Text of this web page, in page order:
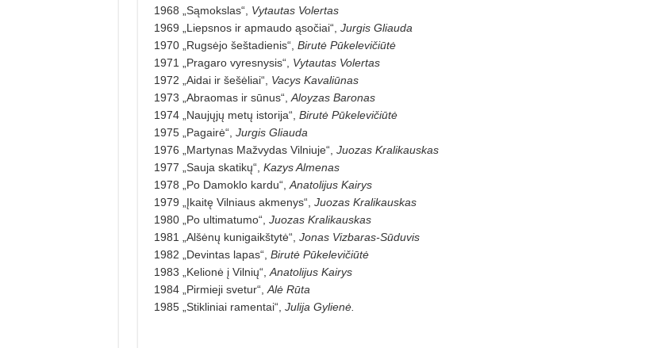
1968 „Sąmokslas“, Vytautas Volertas
1969 „Liepsnos ir apmaudo ąsočiai“, Jurgis Gliauda
1970 „Rugsėjo šeštadienis“, Birutė Pūkelevičiūtė
1971 „Pragaro vyresnysis“, Vytautas Volertas
1972 „Aidai ir šešėliai“, Vacys Kavaliūnas
1973 „Abraomas ir sūnus“, Aloyzas Baronas
1974 „Naujųjų metų istorija“, Birutė Pūkelevičiūtė
1975 „Pagairė“, Jurgis Gliauda
1976 „Martynas Mažvydas Vilniuje“, Juozas Kralikauskas
1977 „Sauja skatikų“, Kazys Almenas
1978 „Po Damoklo kardu“, Anatolijus Kairys
1979 „Įkaitę Vilniaus akmenys“, Juozas Kralikauskas
1980 „Po ultimatumo“, Juozas Kralikauskas
1981 „Alšėnų kunigaikštytė“, Jonas Vizbaras-Sūduvis
1982 „Devintas lapas“, Birutė Pūkelevičiūtė
1983 „Kelionė į Vilnių“, Anatolijus Kairys
1984 „Pirmieji svetur“, Alė Rūta
1985 „Stikliniai ramentai“, Julija Gylienė.